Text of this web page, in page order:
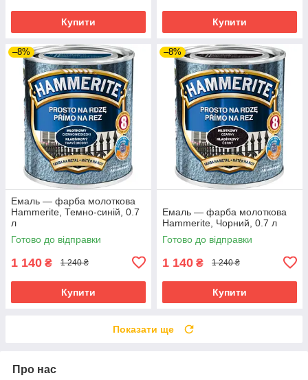
Купити Купити
–8%
Емаль — фарба молоткова
Hammerite, Темно-синій, 0.7
л
Готово до відправки
1 140 ₴ 1 240 ₴
Купити
–8%
Емаль — фарба молоткова
Hammerite, Чорний, 0.7 л
Готово до відправки
1 140 ₴ 1 240 ₴
Купити
Показати ще
Про нас